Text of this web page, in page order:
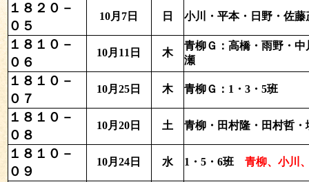
１８２０－
０５
10月7日 日 小川・平本・日野・佐
１８１０－
０６
10月11日 木
青柳Ｇ：高橋・ 雨野 ・
瀬
１８１０－
０７
10月25日 木 青柳Ｇ：1・3・5班
１８１０－
０８
10月20日 土 青柳・田村隆・田村哲
１８１０－
０９
10月24日 水 1・5・6班 青柳、小川